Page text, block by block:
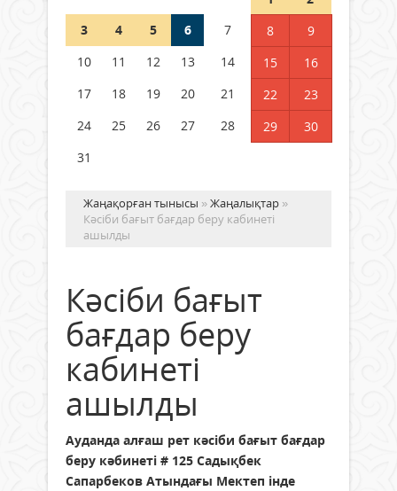
Германия аптап ыстыққа
бастады
04 тамыз 2026 ж.
3
4 5 6 7 8
9
10
11 12 13 14 15
16
17
18 19 20 21 22
23
24
25 26 27 28 29
30
31
Жаңақорған тынысы »Жаңалықтар »
Кәсіби бағыт бағдар беру кабинеті
ашылды
Кәсіби бағыт
бағдар беру
кабинеті
ашылды
Ауданда алғаш рет кәсіби бағыт бағдар
беру кәбинеті # 125 Садықбек
Сапарбеков Атындағы Мектеп інде